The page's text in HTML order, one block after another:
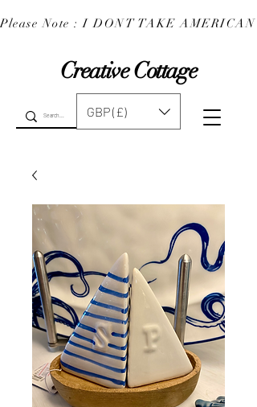
Creative Cottage
Please Note : I DONT TAKE
GBP (£)